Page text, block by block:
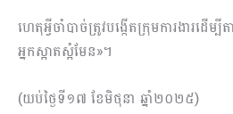
ហេតុអ្វីចាំបាច់ត្រូវបង្កើតក្រុមការងារដើម្
អ្នកស្អាតស្អំមែន»។
(យប់ថ្ងៃទី១៧ ខែមិថុនា ឆ្នាំ២០២៥)